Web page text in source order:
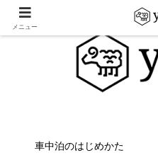
車中泊のはじめかた
メニュー